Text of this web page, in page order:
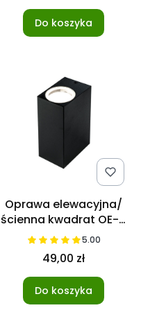
Do koszyka
Oprawa elewacyjna/
ścienna kwadrat OE-7
na GU10 IP44 czarna
5.00
49,00 zł
Do koszyka